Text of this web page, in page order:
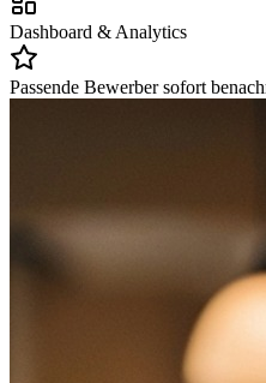
Dashboard & Analytics
Passende Bewerber sofort